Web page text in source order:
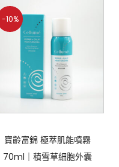
-10%
寶齡富錦 極萃肌能噴霧
70ml｜積雪草細胞外囊